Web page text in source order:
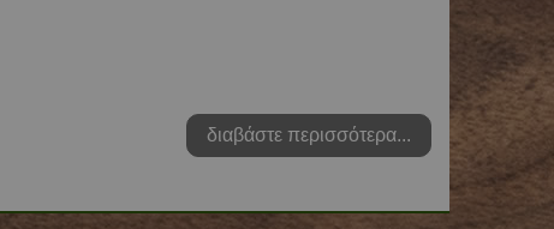
διαβάστε περισσότερα...